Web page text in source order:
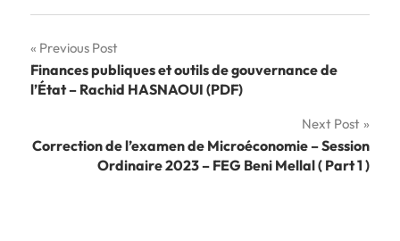
Navigation
de
Previous Post
Finances publiques et outils de gouvernance de
l’État – Rachid HASNAOUI (PDF)
Next Post
Correction de l’examen de Microéconomie – Session
Ordinaire 2023 – FEG Beni Mellal ( Part 1 )